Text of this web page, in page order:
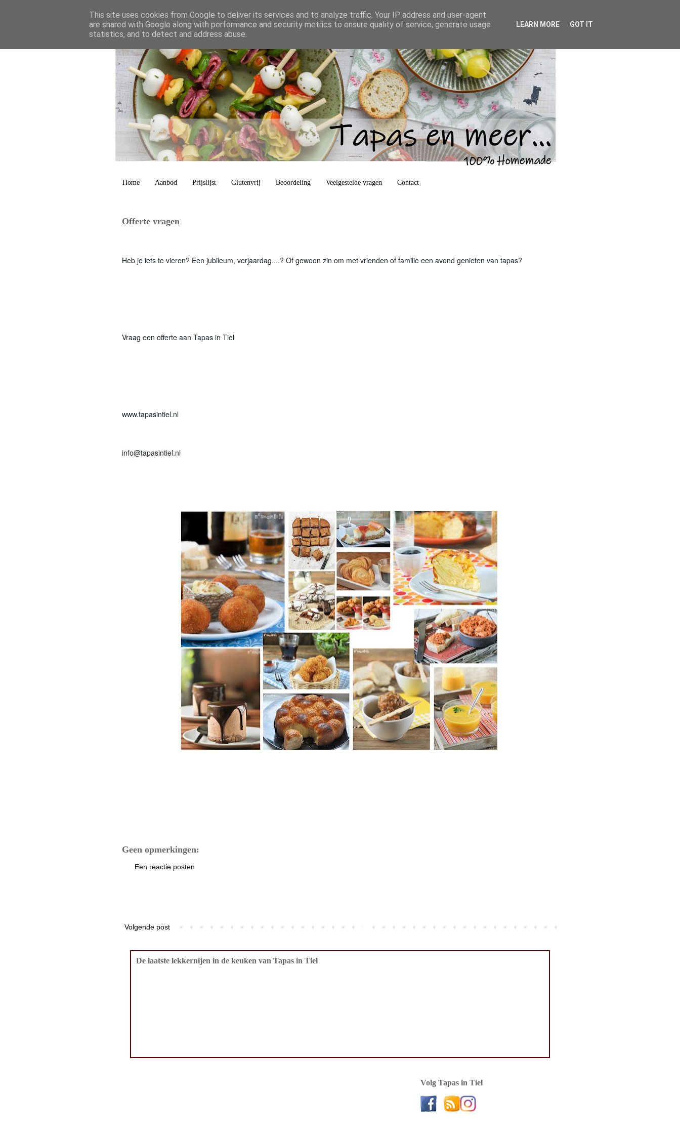
Home Aanbod Prijslijst Glutenvrij Beoordeling Veelgestelde vragen Contact
Offerte vragen
Heb je iets te vieren? Een jubileum, verjaardag....? Of gewoon zin om met vrienden of familie een avond genieten van tapas?
Vraag een offerte aan Tapas in Tiel
www.tapasintiel.nl
info@tapasintiel.nl
Geen opmerkingen:
Een reactie posten
Volgende post
De laatste lekkernijen in de keuken van Tapas in Tiel
Volg Tapas in Tiel
This site uses cookies from Google to deliver its services and to analyze traffic. Your IP address and user-agent
are shared with Google along with performance and security metrics to ensure quality of service, generate usage
statistics, and to detect and address abuse.
LEARN MORE GOT IT